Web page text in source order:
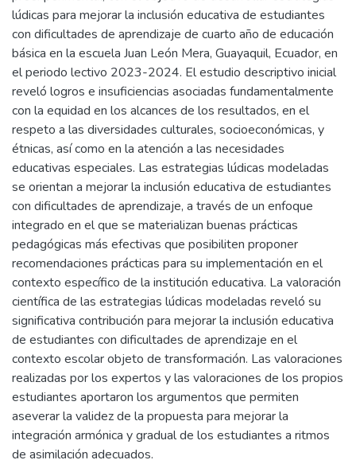
lúdicas para mejorar la inclusión educativa de estudiantes
con dificultades de aprendizaje de cuarto año de educación
básica en la escuela Juan León Mera, Guayaquil, Ecuador, en
el periodo lectivo 2023-2024. El estudio descriptivo inicial
reveló logros e insuficiencias asociadas fundamentalmente
con la equidad en los alcances de los resultados, en el
respeto a las diversidades culturales, socioeconómicas, y
étnicas, así como en la atención a las necesidades
educativas especiales. Las estrategias lúdicas modeladas
se orientan a mejorar la inclusión educativa de estudiantes
con dificultades de aprendizaje, a través de un enfoque
integrado en el que se materializan buenas prácticas
pedagógicas más efectivas que posibiliten proponer
recomendaciones prácticas para su implementación en el
contexto específico de la institución educativa. La valoración
científica de las estrategias lúdicas modeladas reveló su
significativa contribución para mejorar la inclusión educativa
de estudiantes con dificultades de aprendizaje en el
contexto escolar objeto de transformación. Las valoraciones
realizadas por los expertos y las valoraciones de los propios
estudiantes aportaron los argumentos que permiten
aseverar la validez de la propuesta para mejorar la
integración armónica y gradual de los estudiantes a ritmos
de asimilación adecuados.